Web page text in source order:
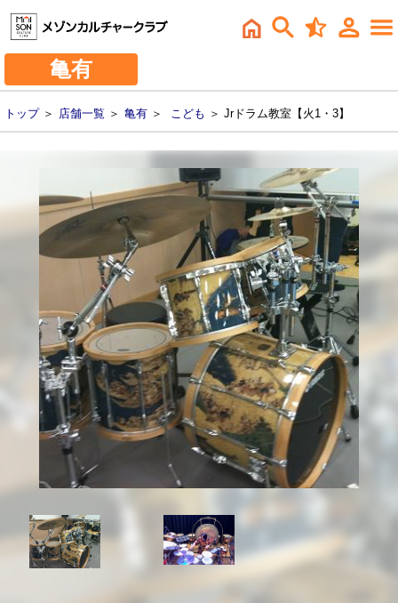
亀有
トップ＞ 店舗一覧 ＞ 亀有 ＞ こども ＞ Jrドラム教室【火1・3】